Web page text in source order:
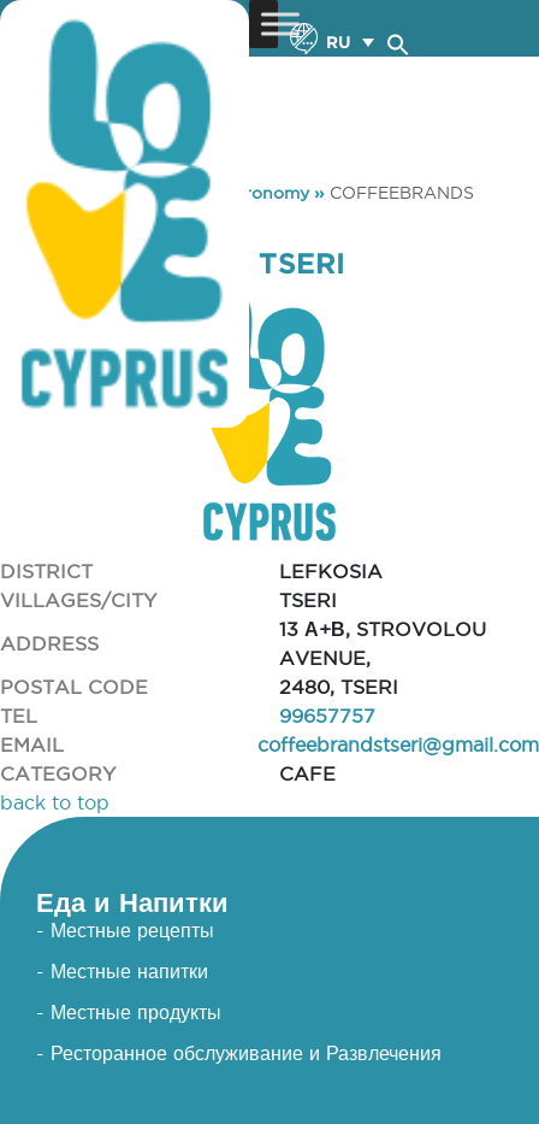
RU
You are here: Home »Gastronomy» COFFEEBRANDS
TSERI
COFFEEBRANDS TSERI
DISTRICT
LEFKOSIA
VILLAGES/CITY
TSERI
ADDRESS
13 Α+Β, STROVOLOU
AVENUE,
POSTAL CODE
2480, TSERI
TEL
99657757
EMAIL
coffeebrandstseri@gmail.com
CATEGORY
CAFE
back to top
Еда и Напитки
- Местные рецепты
- Местные напитки
- Местные продукты
- Ресторанное обслуживание и Развлечения